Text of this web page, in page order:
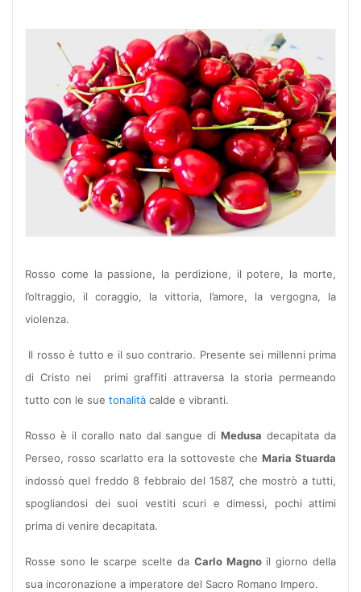
Rosso come la passione, la perdizione, il potere, la morte,
l’oltraggio, il coraggio, la vittoria, l’amore, la vergogna, la
violenza.
Il rosso è tutto e il suo contrario. Presente sei millenni prima
di Cristo nei
primi graffiti attraversa la storia permeando
tutto con le sue tonalità calde e vibranti.
Rosso è il corallo nato dal sangue diMedusa decapitata da
Perseo, rosso scarlatto era la sottoveste che Maria Stuarda
indossò quel freddo 8 febbraio del 1587, che mostrò a tutti,
spogliandosi dei suoi vestiti scuri e dimessi, pochi attimi
prima di venire decapitata.
Rosse sono le scarpe scelte da Carlo Magnoil giorno della
sua incoronazione a imperatore del Sacro Romano Impero.